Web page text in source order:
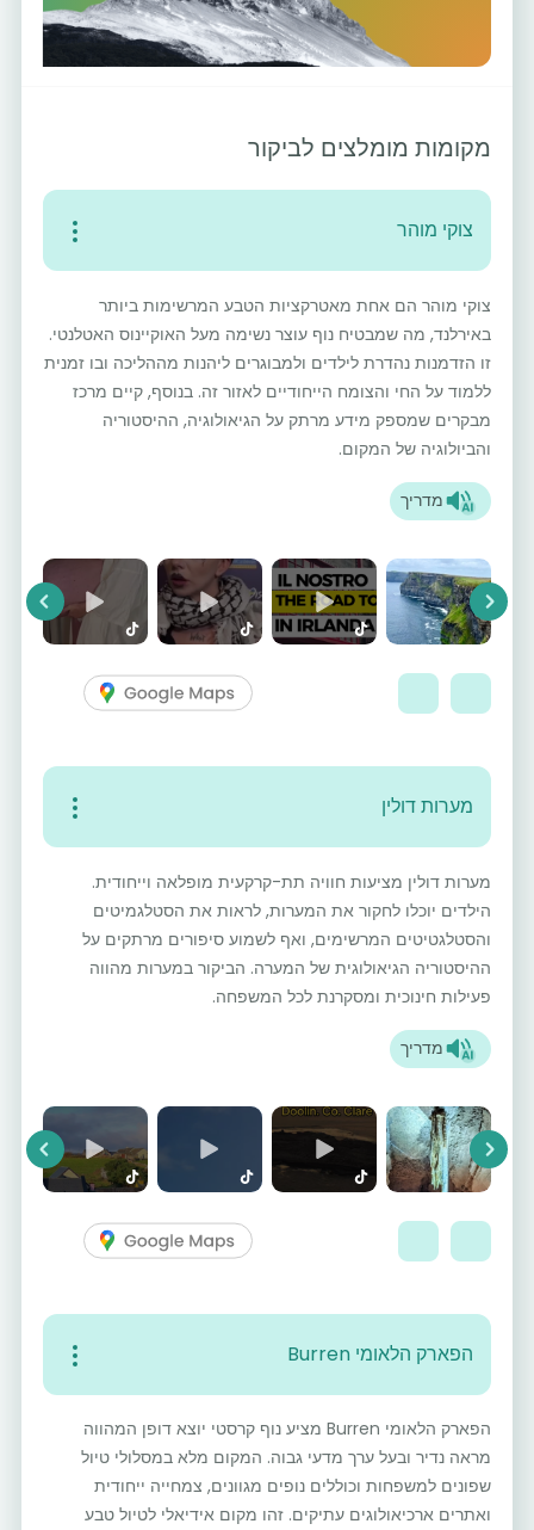
מקומות מומלצים לביקור
צוקי מוהר
צוקי מוהר הם אחת מאטרקציות הטבע המרשימות ביותר
באירלנד, מה שמבטיח נוף עוצר נשימה מעל האוקיינוס האטלנטי.
זו הזדמנות נהדרת לילדים ולמבוגרים ליהנות מההליכה ובו זמנית
ללמוד על החי והצומח הייחודיים לאזור זה. בנוסף, קיים מרכז
מבקרים שמספק מידע מרתק על הגיאולוגיה, ההיסטוריה
והביולוגיה של המקום.
מדריך
Next
מערות דולין
מערות דולין מציעות חוויה תת-קרקעית מופלאה וייחודית.
הילדים יוכלו לחקור את המערות, לראות את הסטלגמיטים
והסטלגטיטים המרשימים, ואף לשמוע סיפורים מרתקים על
ההיסטוריה הגיאולוגית של המערה. הביקור במערות מהווה
פעילות חינוכית ומסקרנת לכל המשפחה.
מדריך
Next
הפארק הלאומי Burren
הפארק הלאומי Burren מציע נוף קרסטי יוצא דופן המהווה
מראה נדיר ובעל ערך מדעי גבוה. המקום מלא במסלולי טיול
שפונים למשפחות וכוללים נופים מגוונים, צמחייה ייחודית
ואתרים ארכיאולוגים עתיקים. זהו מקום אידיאלי לטיול טבע